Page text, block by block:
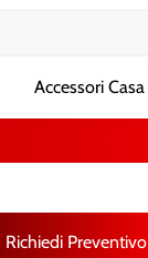
Accessori Casa
Richiedi Preventivo